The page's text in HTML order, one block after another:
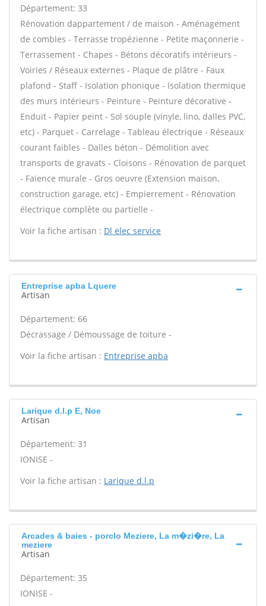
Département: 33
Rénovation dappartement / de maison - Aménagement
de combles - Terrasse tropézienne - Petite maçonnerie -
Terrassement - Chapes - Bétons décoratifs intérieurs -
Voiries / Réseaux externes - Plaque de plâtre - Faux
plafond - Staff - Isolation phonique - Isolation thermique
des murs intérieurs - Peinture - Peinture décorative -
Enduit - Papier peint - Sol souple (vinyle, lino, dalles PVC,
etc) - Parquet - Carrelage - Tableau électrique - Réseaux
courant faibles - Dalles béton - Démolition avec
transports de gravats - Cloisons - Rénovation de parquet
- Faïence murale - Gros oeuvre (Extension maison,
construction garage, etc) - Empierrement - Rénovation
électrique complète ou partielle -
Voir la fiche artisan : Dl elec service
Entreprise apba Lquere
Artisan
Département: 66
Décrassage / Démoussage de toiture -
Voir la fiche artisan : Entreprise apba
Larique d.l.p E, Noe
Artisan
Département: 31
IONISE -
Voir la fiche artisan : Larique d.l.p
Arcades & baies - porclo Meziere, La m�zi�re, La
meziere
Artisan
Département: 35
IONISE -